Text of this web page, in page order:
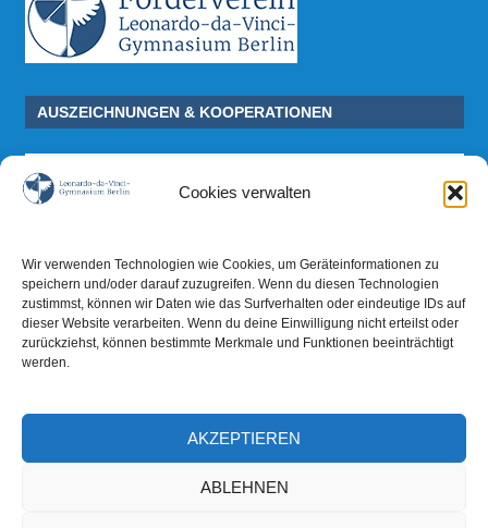
Cookies verwalten
Wir verwenden Technologien wie Cookies, um Geräteinformationen zu
speichern und/oder darauf zuzugreifen. Wenn du diesen Technologien
zustimmst, können wir Daten wie das Surfverhalten oder eindeutige IDs auf
dieser Website verarbeiten. Wenn du deine Einwilligung nicht erteilst oder
zurückziehst, können bestimmte Merkmale und Funktionen beeinträchtigt
werden.
AKZEPTIEREN
ABLEHNEN
AUSZEICHNUNGEN & KOOPERATIONEN